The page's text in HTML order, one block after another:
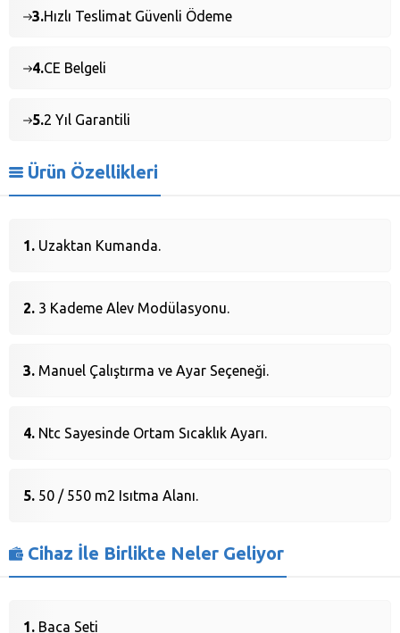
3.Hızlı Teslimat Güvenli Ödeme
4.CE Belgeli
5.2 Yıl Garantili
Ürün Özellikleri
Uzaktan Kumanda.
3 Kademe Alev Modülasyonu.
Manuel Çalıştırma ve Ayar Seçeneği.
Ntc Sayesinde Ortam Sıcaklık Ayarı.
50 / 550 m2 Isıtma Alanı.
Cihaz İle Birlikte Neler Geliyor
Baca Seti